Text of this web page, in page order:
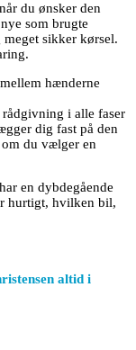
du ønsker den
som brugte
sikker kørsel.
hænderne
i alle faser
dig fast på den
du vælger en
en dybdegående
hurtigt, hvilken bil,
altid i